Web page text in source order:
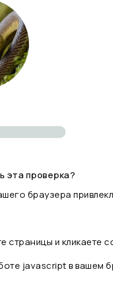
эта проверка?
браузера
страницы и
javascript в вашем